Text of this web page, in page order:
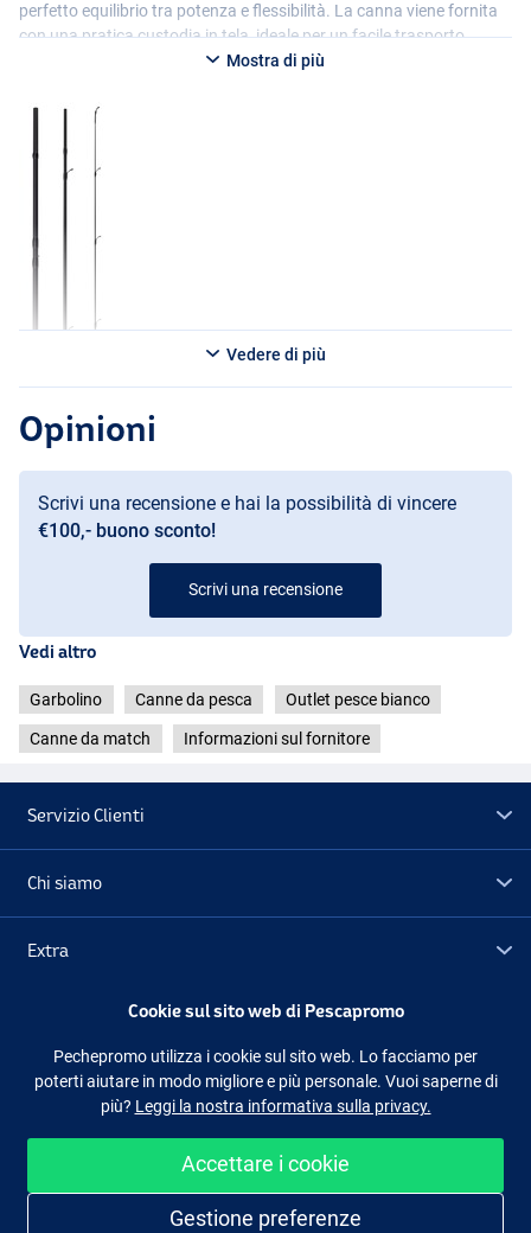
perfetto equilibrio tra potenza e flessibilità. La canna viene fornita
con una pratica custodia in tela, ideale per un facile trasporto.
Perfetta sia per i principianti che per i pescatori esperti che
Mostra di più
Vedere di più
Opinioni
Scrivi una recensione e hai la possibilità di vincere
€100,- buono sconto!
Scrivi una recensione
Vedi altro
Garbolino Canne da pesca Outlet pesce bianco
Canne da match Informazioni sul fornitore
Servizio Clienti
Chi siamo
Extra
Seguici Facebook Instagram
Cookie sul sito web di Pescapromo
Pechepromo utilizza i cookie sul sito web. Lo facciamo per
poterti aiutare in modo migliore e più personale. Vuoi saperne di
più? Leggi la nostra informativa sulla privacy.
Accettare i cookie
Gestione preferenze